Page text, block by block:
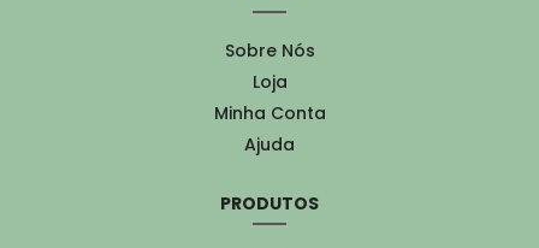
Sobre Nós
Loja
Minha Conta
Ajuda
PRODUTOS